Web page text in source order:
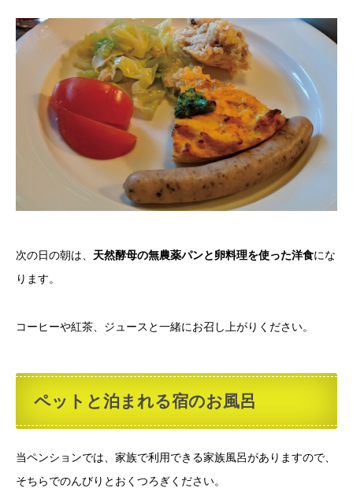
次の日の朝は、 天然酵母の無農薬パンと卵料理を使った洋食にな
ります。
コーヒーや紅茶、ジュースと一緒にお召し上がりください。
ペットと泊まれる宿のお風呂
当ペンションでは、家族で利用できる家族風呂がありますので、
そちらでのんびりとおくつろぎください。